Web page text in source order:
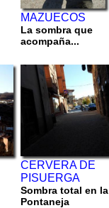
MAZUECOS
La sombra que
acompaña...
CERVERA DE
PISUERGA
Sombra total en la
Pontaneja